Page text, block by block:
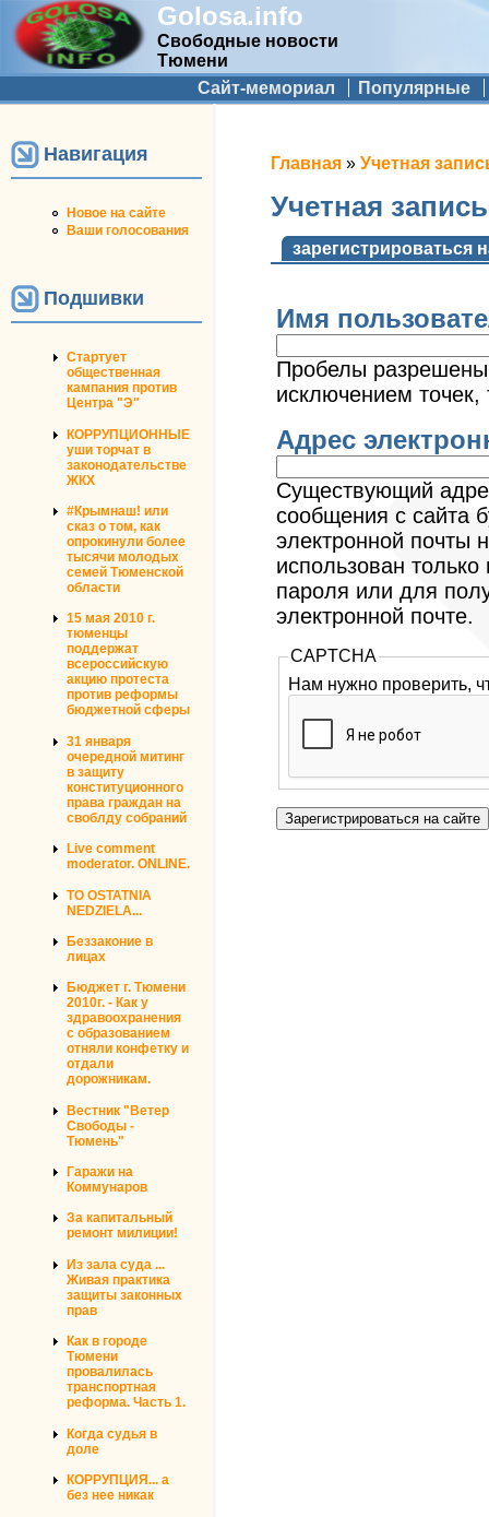
Golosa.info
Свободные новости
Тюмени
Дополнительное меню
Сайт-мемориал Популярные
Навигация
Новое на сайте
Ваши голосования
Подшивки
Стартует
общественная
кампания против
Центра "Э"
КОРРУПЦИОННЫЕ
уши торчат в
законодательстве
ЖКХ
#Крымнаш! или
сказ о том, как
опрокинули более
тысячи молодых
семей Тюменской
области
15 мая 2010 г.
тюменцы
поддержат
всероссийскую
акцию протеста
против реформы
бюджетной сферы
31 января
очередной митинг
в защиту
конституционного
права граждан на
своблду собраний
Live comment
moderator. ONLINE.
TO OSTATNIA
NEDZIELA...
Беззаконие в
лицах
Бюджет г. Тюмени
2010г. - Как у
здравоохранения
с образованием
отняли конфетку и
отдали
дорожникам.
Вестник "Ветер
Свободы -
Тюмень"
Гаражи на
Коммунаров
За капитальный
ремонт милиции!
Из зала суда ...
Живая практика
защиты законных
прав
Как в городе
Тюмени
провалилась
транспортная
реформа. Часть 1.
Когда судья в
доле
КОРРУПЦИЯ... а
без нее никак
Вы здесь
Главная » Учетная
Учетная
Главные
зарегистрироваться
Имя
Пробелы
исключением точек,
Адрес
Существующий
сообщения с сайта
электронной почты
использован
пароля или для
электронной почте.
CAPTCHA
Нам нужно проверить,